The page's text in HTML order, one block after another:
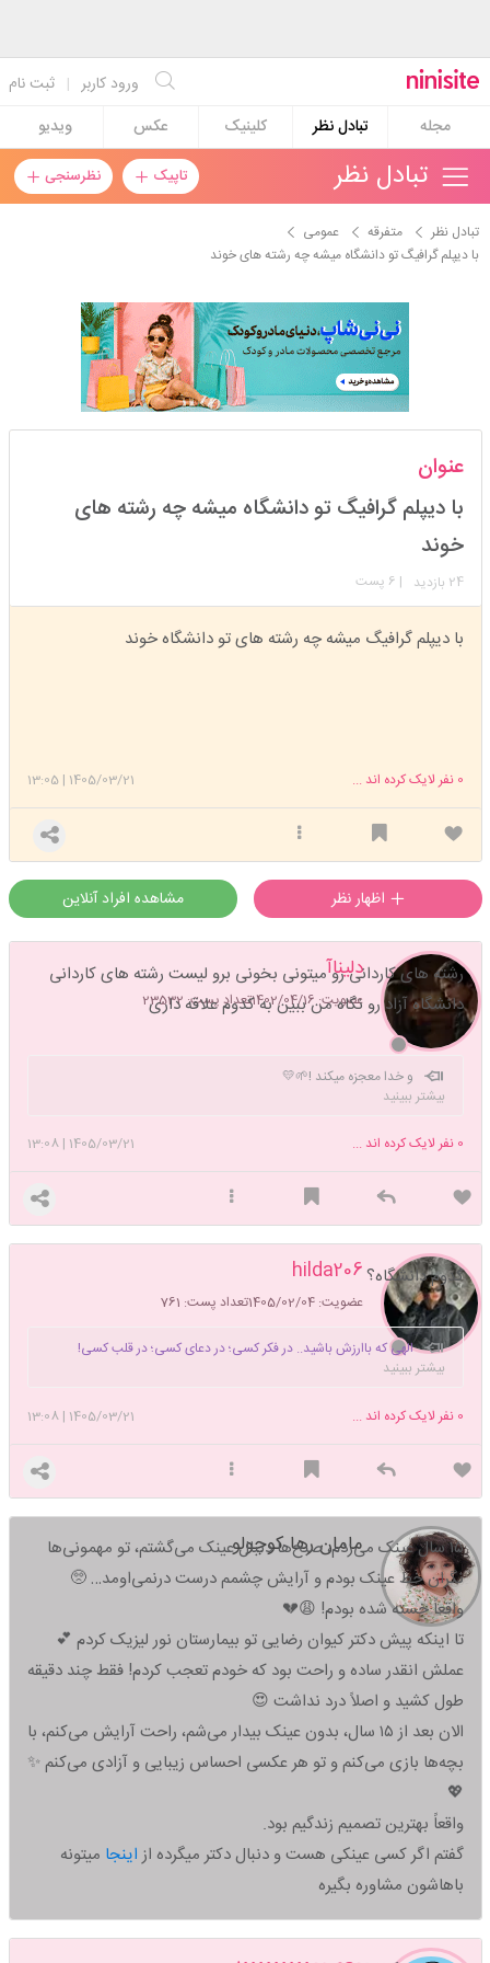
ثبت نام | ورود کاربر
مجله
تبادل نظر کلینیک عکس ویدیو
تاپیک نظرسنجی تبادل نظر
تبادل نظر متفرقه
عمومی
با دیپلم گرافیگ تو دانشگاه میشه چه رشته های خوند
استارتر
عضویت: 1405/03/16
عنوان
با دیپلم گرافیگ تو دانشگاه میشه چه رشته های
خوند
24 بازدید | 6 پست
با دیپلم گرافیگ میشه چه رشته های تو دانشگاه خوند
1405/03/21
|
13:05 0 نفر لایک کرده اند ...
مشاهده افراد آنلاین
دلیناآ
عضویت: 1402/04/16 تعداد پست: 23532
رشته های کاردانی رو میتونی بخونی برو لیست رشته های کاردانی
دانشگاه آزاد رو نگاه من ببین به کدوم علاقه داری
و خدا معجزه میکند !🌱💛
بیشتر ببینید
1405/03/21
|
13:08 0 نفر لایک کرده اند ...
hilda206
عضویت: 1405/02/04 تعداد پست: 761
کدوم دانشگاه؟
الهی که باارزش باشید.. در فکر کسی؛ در دعای کسی؛ در قلب کسی!
بیشتر ببینید
1405/03/21
|
13:08 0 نفر لایک کرده اند ...
مامان رها کوچولو
۱۵ سال عینک می‌زدم، صبح‌ها دنبال عینک می‌گشتم، تو مهمونی‌ها
نگران خط عینک بودم و آرایش چشمم درست درنمی‌اومد… 🥺
واقعاً خسته شده بودم! 😩💔
تا اینکه پیش دکتر کیوان رضایی تو بیمارستان نور لیزیک کردم 💕
عملش انقدر ساده و راحت بود که خودم تعجب کردم! فقط چند دقیقه
طول کشید و اصلاً درد نداشت 😍
الان بعد از ۱۵ سال، بدون عینک بیدار می‌شم، راحت آرایش می‌کنم، با
بچه‌ها بازی می‌کنم و تو هر عکسی احساس زیبایی و آزادی می‌کنم ✨
💖
واقعاً بهترین تصمیم زندگیم بود.
گفتم اگر کسی عینکی هست و دنبال دکتر میگرده از اینجا میتونه
باهاشون مشاوره بگیره